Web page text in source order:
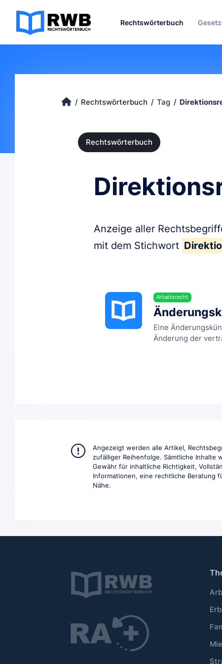
Rechtswörterbuch
Rechtswörterbuch Tag
Rechtswörterbuch
Anzeige aller
mit dem Stichwort
Arbeitsrecht
Eine
Änderung der
Angezeigt werden alle Artikel,
zufälliger Reihenfolge. Sämtliche
Gewähr für inhaltliche Richtigkeit,
Informationen, eine rechtliche Beratung
Nähe.